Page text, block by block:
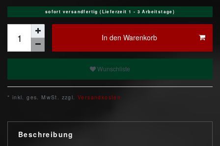
sofort versandfertig (Lieferzeit 1 - 3 Arbeitstage)
In den Warenkorb
Wunschliste
* inkl. ges. MwSt. zzgl. Versandkosten
Beschreibung